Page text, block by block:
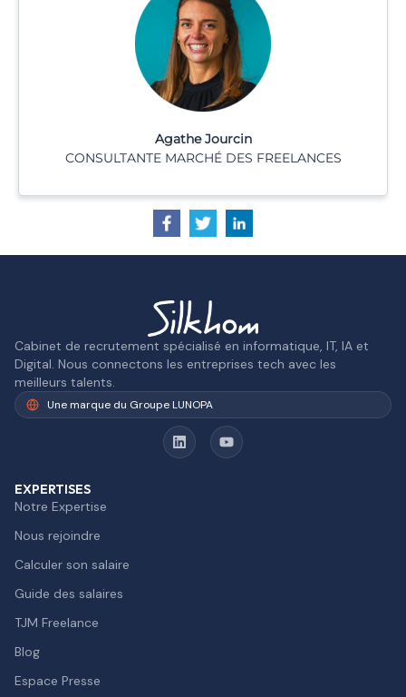
Agathe Jourcin
CONSULTANTE MARCHÉ DES FREELANCES
Cabinet de recrutement spécialisé en informatique, IT, IA et
Digital. Nous connectons les entreprises tech avec les
meilleurs talents.
Une marque du Groupe LUNOPA
EXPERTISES
Notre Expertise
Nous rejoindre
Calculer son salaire
Guide des salaires
TJM Freelance
Blog
Espace Presse